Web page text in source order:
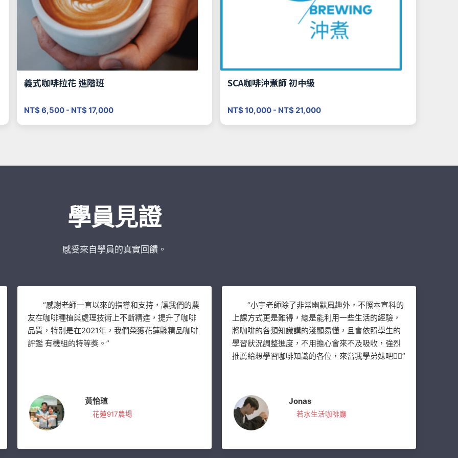
義式咖啡拉花 進階班
NT$ 6,500 - NT$ 17,000
SCA咖啡沖煮師 初中級
NT$ 10,000 - NT$ 21,000
學員見證
感受來自學員的真實回饋。
“感謝老師一直以來的指導和支持，讓我們的農
友在咖啡種植與處理技術上不斷精進，提升了咖啡
品質，特別是在2021年，我們榮獲花蓮縣精品咖啡
評鑑 有機組的特等獎。”
黃怡瑄
花蓮917農場
“小宇老師除了非常幽默風趣外，不照本宣科的
上課方式更是難得，總是能利用一些生活的經驗，
將咖啡的各類知識講的淺顯易懂，且會依照學生的
學習狀況調整進度，不用擔心會來不及吸收，強烈
推薦給想學習咖啡知識的各位，來當我學弟妹吧✌🏻”
Jonas
若水生活咖啡廳